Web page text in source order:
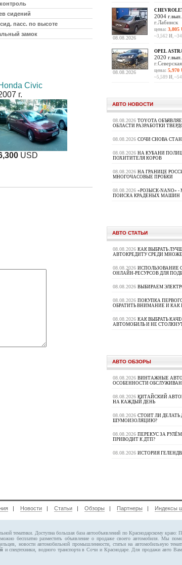
сидений
пасс. по высоте
замок
Civic
г.
USD
08.08.2026
2004
г.Лабинск
цена: 3,805
~3,562 И,
08.08.2026
OPEL
2020
г.Северская
цена: 5,970
~5,589 И,
АВТО НОВОСТИ
08.08.2026 TOYOTA
ОБЛАСТИ РАЗРАБОТКИ
08.08.2026 СОЧИ СНОВА
08.08.2026 НА КУБАНИ
ПОХИТИТЕЛЯ КОРОВ
08.08.2026 НА ГРАНИЦЕ
МНОГОЧАСОВЫЕ ПРОБКИ
08.08.2026 «РОЗЫСК-NANO»
ПОИСКА КРАДЕНЫХ МАШИН
АВТО СТАТЬИ
08.08.2026 КАК ВЫБРАТЬ
АВТОКРЕДИТУ СРЕДИ
08.08.2026 ИСПОЛЬЗОВАНИЕ
ОНЛАЙН-РЕСУРСОВ ДЛЯ
08.08.2026 ВЫБИРАЕМ
08.08.2026 ПОКУПКА
ОБРАТИТЬ ВНИМАНИЕ И КАК
08.08.2026 КАК ВЫБРАТЬ
АВТОМОБИЛЬ И НЕ
АВТО ОБЗОРЫ
08.08.2026 ВИНТАЖНЫЕ
ОСОБЕННОСТИ
08.08.2026 КИТАЙСКИЙ
НА КАЖДЫЙ ДЕНЬ
08.08.2026 СТОИТ ЛИ
ШУМОИЗОЛЯЦИЮ?
08.08.2026 ПЕРЕКУС ЗА
ПРИВОДИТ К ДТП?
08.08.2026 ИСТОРИЯ
| Новости | Статьи | Обзоры | Партнеры | Индексы
тематики. Доступна большая база автообъявлений по Краснодарскому краю:
можно бесплатноразместить объявление о продаже своего автомобиля. Мы
новости автомобильной промышленности, статьи на автомобильную
и спецтехники, водного транспорта в Сочи и Краснодаре.
Для продажи авто